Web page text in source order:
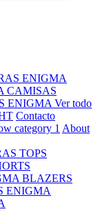
ENIGMA
CAMISAS
ENIGMA Ver todo
Contacto
About
TOPS
BLAZERS
ENIGMA